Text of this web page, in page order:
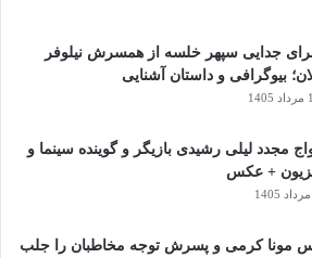
جدایی سپهر خلسه از همسرش نیلوفر
بیوگرافی و داستان آشنایی
مجدد لیلی رشیدی بازیگر و گوینده سینما و
+ عکس
مونا کرمی و پسرش توجه مخاطبان را جلب